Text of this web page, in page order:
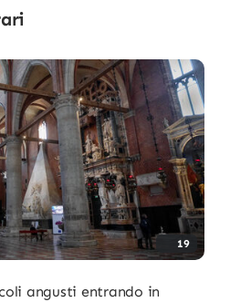
19
angusti entrando in